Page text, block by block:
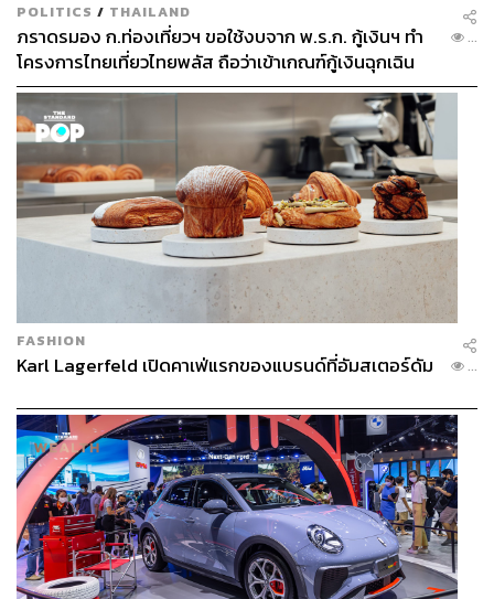
POLITICS / THAILAND
ภราดรมอง ก.ท่องเที่ยวฯ ขอใช้งบจาก พ.ร.ก. กู้เงินฯ ทำ
โครงการไทยเที่ยวไทยพลัส ถือว่าเข้าเกณฑ์กู้เงินฉุกเฉิน
...
FASHION
Karl Lagerfeld เปิดคาเฟ่แรกของแบรนด์ที่อัมสเตอร์ดัม ...